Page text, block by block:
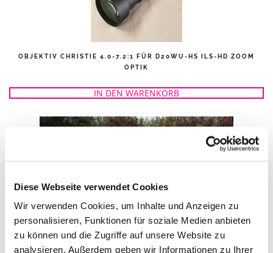
Diese Webseite verwendet Cookies
Wir verwenden Cookies, um Inhalte und Anzeigen zu
personalisieren, Funktionen für soziale Medien anbieten
zu können und die Zugriffe auf unsere Website zu
analysieren. Außerdem geben wir Informationen zu Ihrer
OBJEKTIV CHRISTIE 4.0-7.2:1 FÜR D20WU-HS ILS-HD ZOOM
OPTIK
IN DEN WARENKORB